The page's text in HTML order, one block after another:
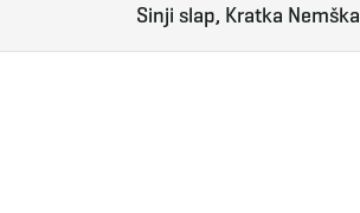
Sinji slap, Kratka Nemška